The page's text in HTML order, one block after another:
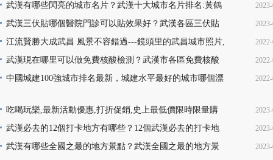
武漢有哪些閃亮的城市名片？武漢十大城市名片排名:黃鶴
樓熱干面無人不知無人不曉
武漢三伏貼哪個醫院門診可以貼效果好？武漢各區三伏貼
醫院門診名單地址(就診時間+門診地點+價格查詢+預
江流賢勝大成武昌 風景不容錯過---鏡頭里的武昌城市照片,
韻味十足又充滿活力
武漢現在哪里可以做免費核酸檢測？武漢市各區免費核酸
檢測地點位置咨詢電話及時間(部分24小時檢測)
中國城建100強城市排名最新，城建水平最好的城市哪個漂
吃喝玩樂,最新活動優惠,打折促銷,史上最低價限時限量購
買,天天更新,超省錢,快來搶購!
武漢必去的12個打卡地方有哪些？12個武漢必去的打卡地
地址推薦
武漢有哪些全國之最的地方景點？武漢全國之最的地方景